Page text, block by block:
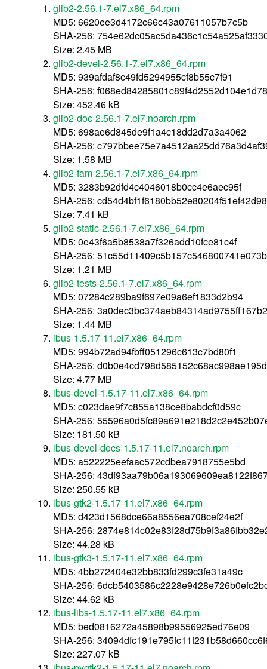
glib2-2.56.1-7.el7.x86_64.rpm
MD5: 6620ee3d4172c66c43a07611057b7c5b
SHA-256:
Size: 2.45 MB
glib2-devel-2.56.1-7.el7.x86_64.rpm
MD5: 939afdaf8c49fd5294955cf8b55c7f91
SHA-256:
Size: 452.46 kB
glib2-doc-2.56.1-7.el7.noarch.rpm
MD5: 698ae6d845de9f1a4c18dd2d7a3a4062
SHA-256:
Size: 1.58 MB
glib2-fam-2.56.1-7.el7.x86_64.rpm
MD5: 3283b92dfd4c4046018b0cc4e6aec95f
SHA-256:
Size: 7.41 kB
glib2-static-2.56.1-7.el7.x86_64.rpm
MD5: 0e43f6a5b8538a7f326add10fce81c4f
SHA-256:
Size: 1.21 MB
glib2-tests-2.56.1-7.el7.x86_64.rpm
MD5: 07284c289ba9f697e09a6ef1833d2b94
SHA-256:
Size: 1.44 MB
ibus-1.5.17-11.el7.x86_64.rpm
MD5: 994b72ad94fbff051296c613c7bd80f1
SHA-256:
Size: 4.77 MB
ibus-devel-1.5.17-11.el7.x86_64.rpm
MD5: c023dae9f7c855a138ce8babdcf0d59c
SHA-256:
Size: 181.50 kB
ibus-devel-docs-1.5.17-11.el7.noarch.rpm
MD5: a522225eefaac572cdbea7918755e5bd
SHA-256:
Size: 250.55 kB
ibus-gtk2-1.5.17-11.el7.x86_64.rpm
MD5: d423d1568dce66a8556ea708cef24e2f
SHA-256:
Size: 44.28 kB
ibus-gtk3-1.5.17-11.el7.x86_64.rpm
MD5: 4bb272404e32bb833fd299c3fe31a49c
SHA-256:
Size: 44.62 kB
ibus-libs-1.5.17-11.el7.x86_64.rpm
MD5: bed0816272a45898b99556925ed76e09
SHA-256:
Size: 227.07 kB